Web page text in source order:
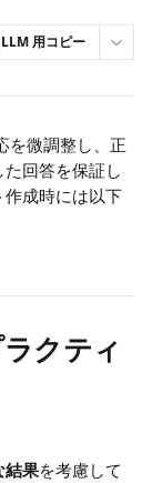
LLM 用コピー
を微調整し、正
回答を保証し
作成時には以下
クティ
結果を考慮して